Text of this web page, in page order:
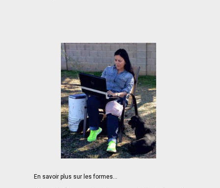
En savoir plus sur les formes...